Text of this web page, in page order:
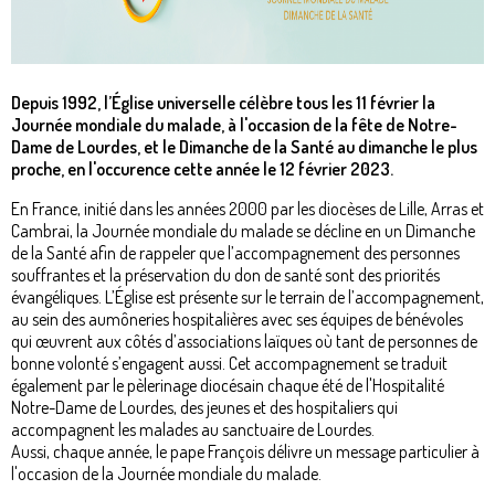
Depuis 1992, l’Église universelle célèbre tous les 11 février la
Journée mondiale du malade, à l'occasion de la fête de Notre-
Dame de Lourdes, et le Dimanche de la Santé au dimanche le plus
proche, en l'occurence cette année le 12 février 2023.
En France, initié dans les années 2000 par les diocèses de Lille, Arras et
Cambrai, la Journée mondiale du malade se décline en un Dimanche
de la Santé afin de rappeler que l’accompagnement des personnes
souffrantes et la préservation du don de santé sont des priorités
évangéliques. L’Église est présente sur le terrain de l’accompagnement,
au sein des aumôneries hospitalières avec ses équipes de bénévoles
qui œuvrent aux côtés d’associations laïques où tant de personnes de
bonne volonté s’engagent aussi. Cet accompagnement se traduit
également par le pèlerinage diocésain chaque été de l'Hospitalité
Notre-Dame de Lourdes, des jeunes et des hospitaliers qui
accompagnent les malades au sanctuaire de Lourdes.
Aussi, chaque année, le pape François délivre un message particulier à
l'occasion de la Journée mondiale du malade.